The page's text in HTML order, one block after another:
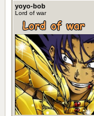
yoyo-bob
Lord of war